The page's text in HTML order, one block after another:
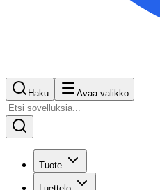
Haku Avaa valikko
Tuote